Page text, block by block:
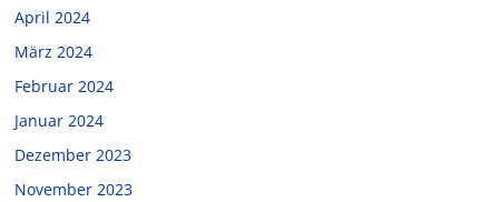
April 2024
März 2024
Februar 2024
Januar 2024
Dezember 2023
November 2023